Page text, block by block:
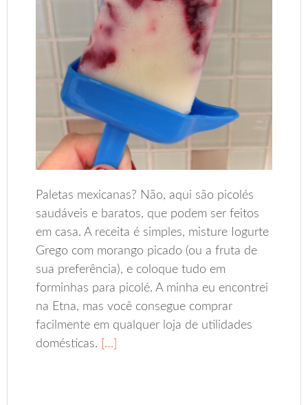
Paletas mexicanas? Não, aqui são picolés
saudáveis e baratos, que podem ser feitos
em casa. A receita é simples, misture Iogurte
Grego com morango picado (ou a fruta de
sua preferência), e coloque tudo em
forminhas para picolé. A minha eu encontrei
na Etna, mas você consegue comprar
facilmente em qualquer loja de utilidades
domésticas. […]